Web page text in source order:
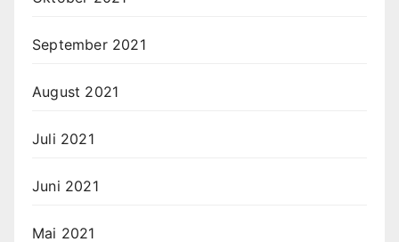
September 2021
August 2021
Juli 2021
Juni 2021
Mai 2021